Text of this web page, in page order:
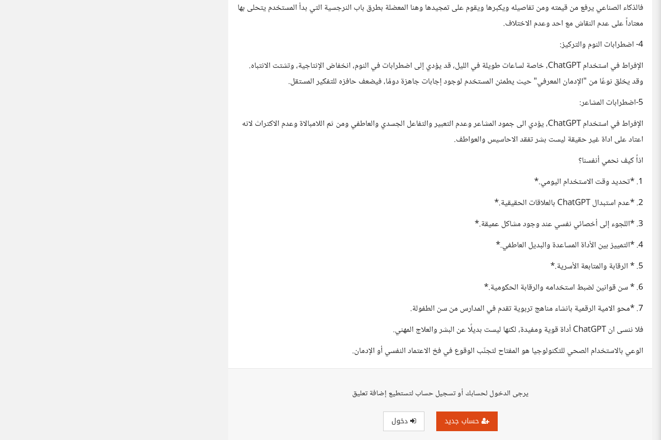
فالذكاء الصناعي يرفع من قيمته ومن تفاصيله ويكبرها ويقوم على تمجيدها وهنا المعضلة بطرق باب النرجسية التي بدأ المستخدم يتحلى بها
معتاداً على عدم النقاش مع احد وعدم الاختلاف.
4- اضطرابات النوم والتركيز:
الإفراط في استخدام ChatGPT، خاصة لساعات طويلة في الليل، قد يؤدي إلى اضطرابات في النوم، انخفاض الإنتاجية، وتشتت الانتباه.
وقد يخلق نوعًا من "الإدمان المعرفي" حيث يطمئن المستخدم لوجود إجابات جاهزة دومًا، فيضعف حافزه للتفكير المستقل.
5-اضطرابات المشاعر:
الإفراط في استخدام ChatGPT، يؤدي الى جمود المشاعر وعدم التعبير والتفاعل الجسدي والعاطفي ومن ثم اللامبالاة وعدم الاكتراث لانه
اعتاد على اداة غير حقيقة ليست بشر تفقد الاحاسيس والعواطف.
اذاً كيف نحمي أنفسنا؟
1. *تحديد وقت الاستخدام اليومي.*
2. *عدم استبدال ChatGPT بالعلاقات الحقيقية.*
3. *اللجوء إلى أخصائي نفسي عند وجود مشاكل عميقة.*
4. *التمييز بين الأداة المساعدة والبديل العاطفي.*
5. * الرقابة والمتابعة الأسرية.*
6. * سن قوانين لضبط استخدامه والرقابة الحكومية.*
7. *محو الامية الرقمية بانشاء مناهج تربوية تقدم في المدارس من سن الطفولة.
فلا ننسى ان ChatGPT أداة قوية ومفيدة، لكنها ليست بديلًا عن البشر والعلاج المهني.
الوعي بالاستخدام الصحي للتكنولوجيا هو المفتاح لتجنّب الوقوع في فخ الاعتماد النفسي أو الإدمان.
يرجى الدخول لحسابك أو تسجيل حساب لتستطيع إضافة تعليق
حساب جديد دخول